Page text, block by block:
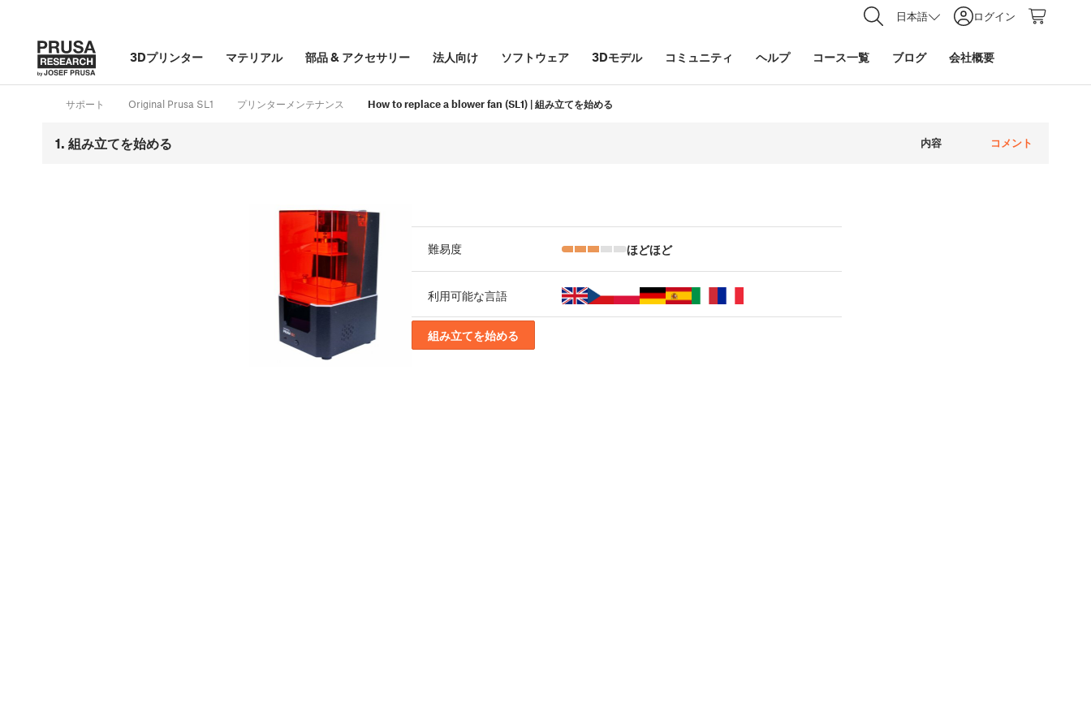
日本語 ログイン
3Dプリンター マテリアル 部品& アクセサリー 法人向け ソフトウェア 3Dモデル コミュニティ ヘルプ コース一覧 ブログ 会社概要
サポート Original Prusa SL1 プリンターメンテナンス How to replace a blower fan (SL1) | 組み立てを始める
1. 組み立てを始める 内容 コメント
難易度 ほどほど
利用可能な言語
組み立てを始める